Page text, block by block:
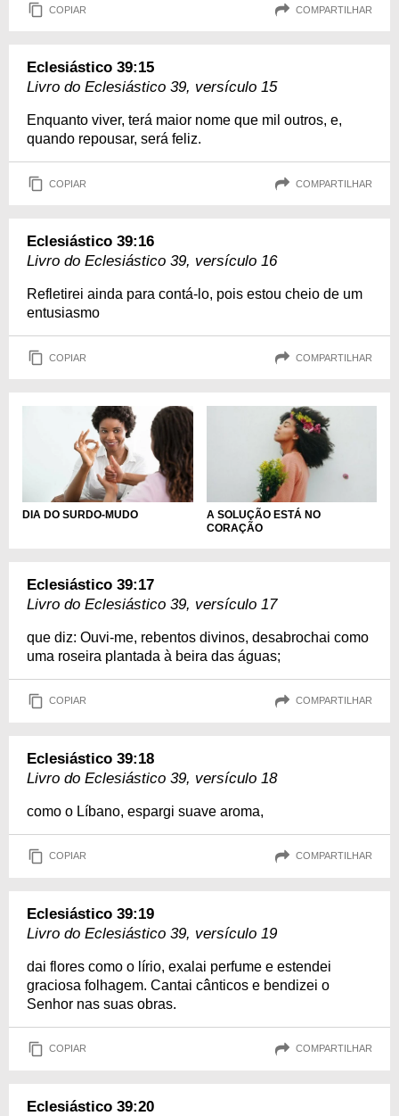
COPIAR COMPARTILHAR
Eclesiástico 39:15
Livro do Eclesiástico 39, versículo 15
Enquanto viver, terá maior nome que mil outros, e,
quando repousar, será feliz.
COPIAR COMPARTILHAR
Eclesiástico 39:16
Livro do Eclesiástico 39, versículo 16
Refletirei ainda para contá-lo, pois estou cheio de um
entusiasmo
COPIAR COMPARTILHAR
DIA DO SURDO-MUDO
A SOLUÇÃO ESTÁ NO
CORAÇÃO
Eclesiástico 39:17
Livro do Eclesiástico 39, versículo 17
que diz: Ouvi-me, rebentos divinos, desabrochai como
uma roseira plantada à beira das águas;
COPIAR COMPARTILHAR
Eclesiástico 39:18
Livro do Eclesiástico 39, versículo 18
como o Líbano, espargi suave aroma,
COPIAR COMPARTILHAR
Eclesiástico 39:19
Livro do Eclesiástico 39, versículo 19
dai flores como o lírio, exalai perfume e estendei
graciosa folhagem. Cantai cânticos e bendizei o
Senhor nas suas obras.
COPIAR COMPARTILHAR
Eclesiástico 39:20